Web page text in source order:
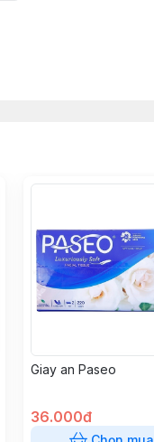
Giay an Paseo
36.000đ